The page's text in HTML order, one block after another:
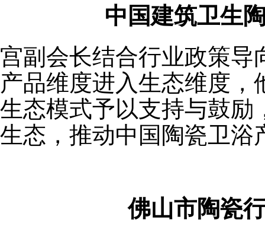
中国建筑卫生
宫副会长结合行业政策导
产品维度进入生态维度
生态模式予以支持与鼓励
生态，推动中国陶瓷卫浴
佛山市陶瓷